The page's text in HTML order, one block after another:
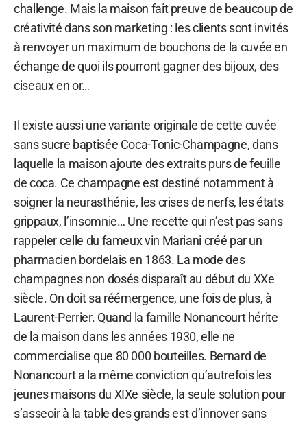
challenge. Mais la maison fait preuve de beaucoup de
créativité dans son marketing : les clients sont invités
à renvoyer un maximum de bouchons de la cuvée en
échange de quoi ils pourront gagner des bijoux, des
ciseaux en or…
Il existe aussi une variante originale de cette cuvée
sans sucre baptisée Coca-Tonic-Champagne, dans
laquelle la maison ajoute des extraits purs de feuille
de coca. Ce champagne est destiné notamment à
soigner la neurasthénie, les crises de nerfs, les états
grippaux, l’insomnie… Une recette qui n’est pas sans
rappeler celle du fameux vin Mariani créé par un
pharmacien bordelais en 1863. La mode des
champagnes non dosés disparaît au début du XXe
siècle. On doit sa réémergence, une fois de plus, à
Laurent-Perrier. Quand la famille Nonancourt hérite
de la maison dans les années 1930, elle ne
commercialise que 80 000 bouteilles. Bernard de
Nonancourt a la même conviction qu’autrefois les
jeunes maisons du XIXe siècle, la seule solution pour
s’asseoir à la table des grands est d’innover sans